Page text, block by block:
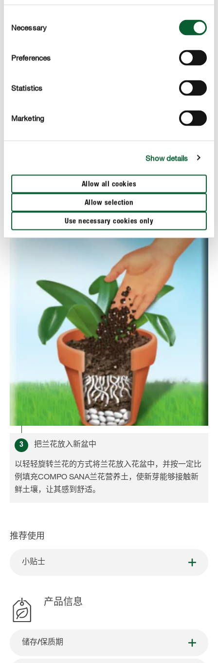
Selection
Necessary
Preferences
Statistics
Marketing
Show details
Allow all cookies
Allow selection
Use necessary cookies only
小心地从花盆中取出兰花，并将旧土壤与根分开。把根
须略微拉开，清除死掉或烂掉的根。
3 把兰花放入新盆中
以轻轻旋转兰花的方式将兰花放入花盆中，并按一定比
例填充COMPO SANA兰花营养土，使新芽能够接触新
鲜土壤，让其感到舒适。
推荐使用
小贴士
产品信息
储存/保质期